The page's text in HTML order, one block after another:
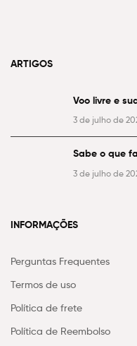
ARTIGOS
Voo livre e
3 de julho de
Sabe o que
3 de julho de
INFORMAÇÕES
Perguntas Frequentes
Termos de uso
Política de frete
Política de Reembolso